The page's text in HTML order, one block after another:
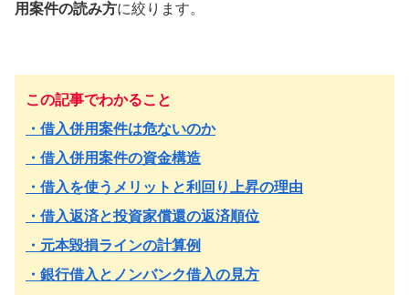
用案件の読み方に絞ります。
この記事でわかること
・借入併用案件は危ないのか
・借入併用案件の資金構造
・借入を使うメリットと利回り上昇の理由
・借入返済と投資家償還の返済順位
・元本毀損ラインの計算例
・銀行借入とノンバンク借入の見方